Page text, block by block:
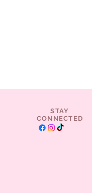
STAY
CONNECTED